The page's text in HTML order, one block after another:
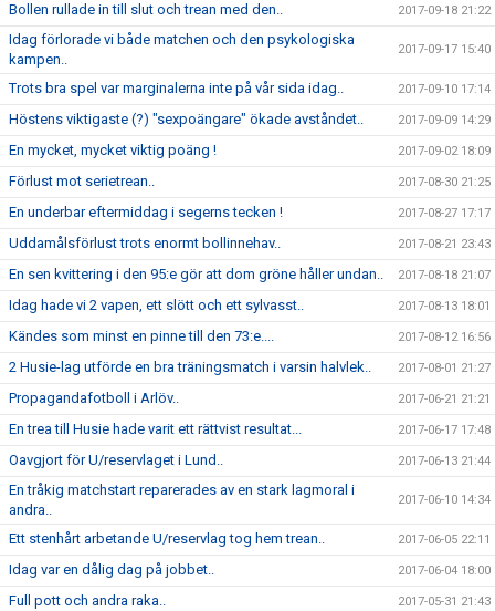
Bollen rullade in till slut och trean med den.. 2017-09-18 21:22
Idag förlorade vi både matchen och den psykologiska
kampen..
2017-09-17 15:40
Trots bra spel var marginalerna inte på vår sida idag.. 2017-09-10 17:14
Höstens viktigaste (?) "sexpoängare" ökade avståndet.. 2017-09-09 14:29
En mycket, mycket viktig poäng ! 2017-09-02 18:09
Förlust mot serietrean.. 2017-08-30 21:25
En underbar eftermiddag i segerns tecken ! 2017-08-27 17:17
Uddamålsförlust trots enormt bollinnehav.. 2017-08-21 23:43
En sen kvittering i den 95:e gör att dom gröne håller undan.. 2017-08-18 21:07
Idag hade vi 2 vapen, ett slött och ett sylvasst.. 2017-08-13 18:01
Kändes som minst en pinne till den 73:e.... 2017-08-12 16:56
2 Husie-lag utförde en bra träningsmatch i varsin halvlek.. 2017-08-01 21:27
Propagandafotboll i Arlöv.. 2017-06-21 21:21
En trea till Husie hade varit ett rättvist resultat... 2017-06-17 17:48
Oavgjort för U/reservlaget i Lund.. 2017-06-13 21:44
En tråkig matchstart reparerades av en stark lagmoral i
andra..
2017-06-10 14:34
Ett stenhårt arbetande U/reservlag tog hem trean.. 2017-06-05 22:11
Idag var en dålig dag på jobbet.. 2017-06-04 18:00
Full pott och andra raka.. 2017-05-31 21:43